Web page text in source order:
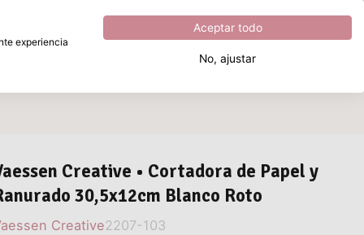
Excelente 4.8sobre5
Creative • Cortadora de Papel y
30,5x12cm Blanco Roto
Creative2207-103
experiencia
Aceptar todo
No, ajustar